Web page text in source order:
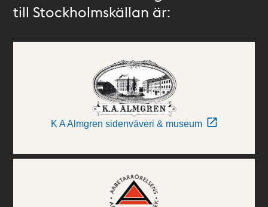
till Stockholmskällan är:
K A Almgren sidenväveri & museum